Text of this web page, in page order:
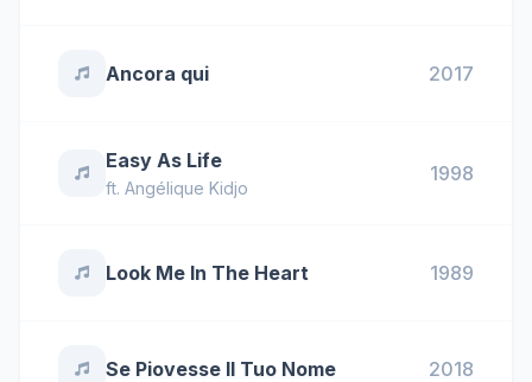
Ancora qui 2017
Easy As Life
ft. Angélique Kidjo
1998
Look Me In The Heart 1989
Se Piovesse Il Tuo Nome 2018